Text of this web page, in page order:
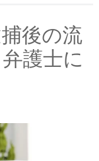
後の流
護士に